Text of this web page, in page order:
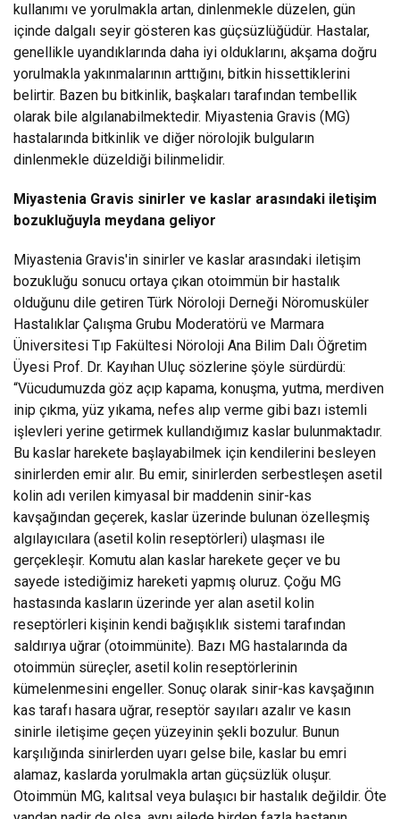
kullanımı ve yorulmakla artan, dinlenmekle düzelen, gün
içinde dalgalı seyir gösteren kas güçsüzlüğüdür. Hastalar,
genellikle uyandıklarında daha iyi olduklarını, akşama doğru
yorulmakla yakınmalarının arttığını, bitkin hissettiklerini
belirtir. Bazen bu bitkinlik, başkaları tarafından tembellik
olarak bile algılanabilmektedir. Miyastenia Gravis (MG)
hastalarında bitkinlik ve diğer nörolojik bulguların
dinlenmekle düzeldiği bilinmelidir.
Miyastenia Gravis sinirler ve kaslar arasındaki iletişim
bozukluğuyla meydana geliyor
Miyastenia Gravis'in sinirler ve kaslar arasındaki iletişim
bozukluğu sonucu ortaya çıkan otoimmün bir hastalık
olduğunu dile getiren Türk Nöroloji Derneği Nöromusküler
Hastalıklar Çalışma Grubu Moderatörü ve Marmara
Üniversitesi Tıp Fakültesi Nöroloji Ana Bilim Dalı Öğretim
Üyesi Prof. Dr. Kayıhan Uluç sözlerine şöyle sürdürdü:
“Vücudumuzda göz açıp kapama, konuşma, yutma, merdiven
inip çıkma, yüz yıkama, nefes alıp verme gibi bazı istemli
işlevleri yerine getirmek kullandığımız kaslar bulunmaktadır.
Bu kaslar harekete başlayabilmek için kendilerini besleyen
sinirlerden emir alır. Bu emir, sinirlerden serbestleşen asetil
kolin adı verilen kimyasal bir maddenin sinir-kas
kavşağından geçerek, kaslar üzerinde bulunan özelleşmiş
algılayıcılara (asetil kolin reseptörleri) ulaşması ile
gerçekleşir. Komutu alan kaslar harekete geçer ve bu
sayede istediğimiz hareketi yapmış oluruz. Çoğu MG
hastasında kasların üzerinde yer alan asetil kolin
reseptörleri kişinin kendi bağışıklık sistemi tarafından
saldırıya uğrar (otoimmünite). Bazı MG hastalarında da
otoimmün süreçler, asetil kolin reseptörlerinin
kümelenmesini engeller. Sonuç olarak sinir-kas kavşağının
kas tarafı hasara uğrar, reseptör sayıları azalır ve kasın
sinirle iletişime geçen yüzeyinin şekli bozulur. Bunun
karşılığında sinirlerden uyarı gelse bile, kaslar bu emri
alamaz, kaslarda yorulmakla artan güçsüzlük oluşur.
Otoimmün MG, kalıtsal veya bulaşıcı bir hastalık değildir. Öte